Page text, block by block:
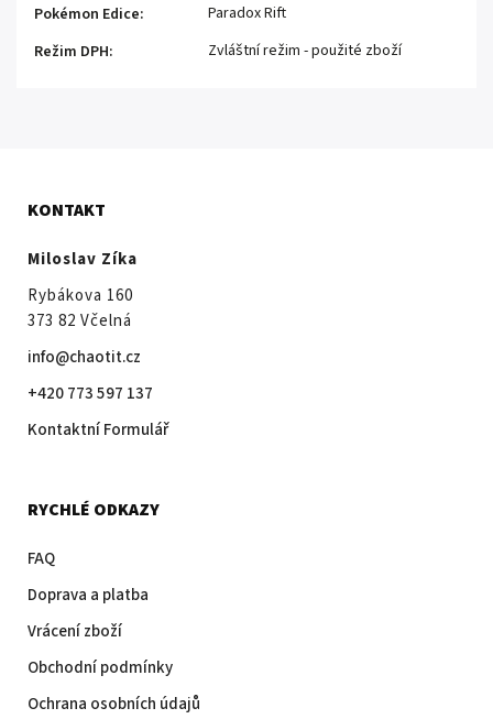
Pokémon Edice:
Paradox Rift
Režim DPH: Zvláštní režim - použité zboží
KONTAKT
Miloslav Zíka
Rybákova 160
373 82 Včelná
info@chaotit.cz
+420 773 597 137
Kontaktní Formulář
RYCHLÉ ODKAZY
FAQ
Doprava a platba
Vrácení zboží
Obchodní podmínky
Ochrana osobních údajů